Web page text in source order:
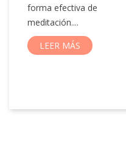
forma efectiva de
meditación....
LEER MÁS